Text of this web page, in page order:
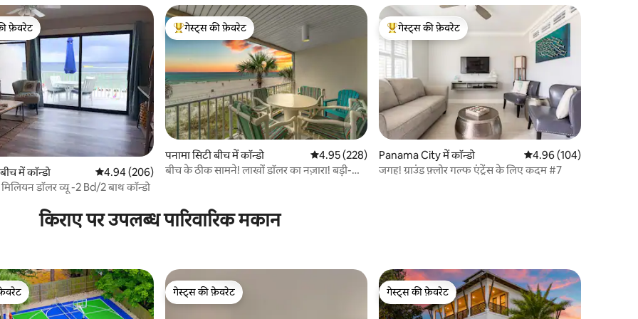
फ़ेवरेट
फ़ेवरेट
में कॉन्डो औसत रेटिंग 5 में से 4.94, 206 समीक्षाएँ
4.94 (206)
डॉलर व्यू -2 Bd/2 बाथ कॉन्डो
गेस्ट्स का टॉप फ़ेवरेट
गेस्ट्स की फ़ेवरेट
पनामा सिटी बीच में कॉन्डो औसत रेटिंग 5 में से 4.95, 228 समीक्षाएँ
4.95 (228)
बीच के ठीक सामने! लाखों डॉलर का नज़ारा! बड़ी-सी
गेस्ट्स का टॉप फ़ेवरेट
गेस्ट्स की फ़ेवरेट
Panama City में कॉन्डो औसत रेटिंग 5 में से 4.96,
4.96 (104)
जगह! ग्राउंड फ़्लोर गल्फ एंट्रेंस के लिए कदम #7
किराए पर उपलब्ध पारिवारिक मकान
गेस्ट्स की फ़ेवरेट
गेस्ट्स की फ़ेवरेट
गेस्ट्स की फ़ेवरेट
गेस्ट्स की फ़ेवरेट